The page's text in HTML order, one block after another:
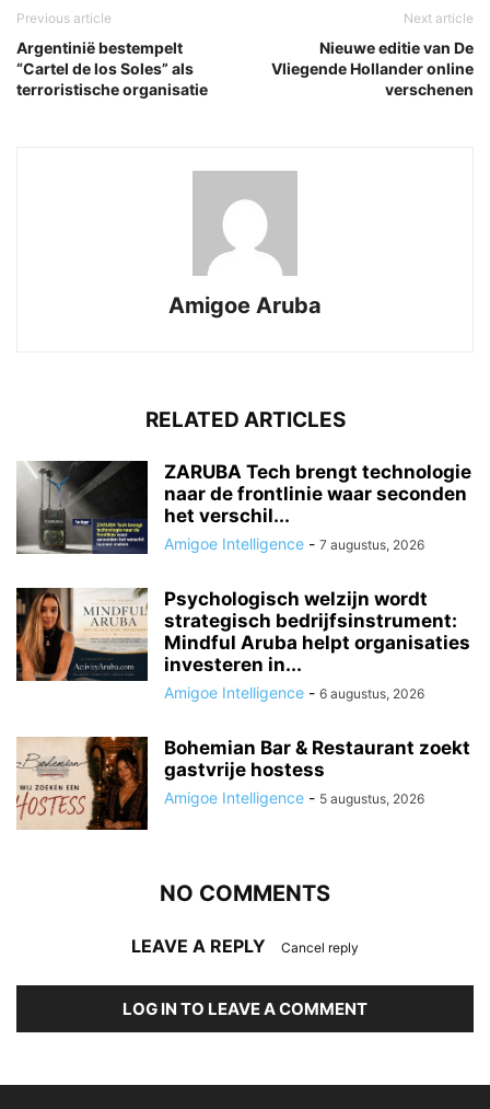
Previous article
Argentinië bestempelt
“Cartel de los Soles” als
terroristische organisatie
Next article
Nieuwe editie van De
Vliegende Hollander online
verschenen
Amigoe Aruba
RELATED ARTICLES
ZARUBA Tech brengt technologie
naar de frontlinie waar seconden
het verschil...
Amigoe Intelligence - 7 augustus, 2026
Psychologisch welzijn wordt
strategisch bedrijfsinstrument:
Mindful Aruba helpt organisaties
investeren in...
Amigoe Intelligence - 6 augustus, 2026
Bohemian Bar & Restaurant zoekt
gastvrije hostess
Amigoe Intelligence - 5 augustus, 2026
NO COMMENTS
LEAVE A REPLY Cancel reply
LOG IN TO LEAVE A COMMENT